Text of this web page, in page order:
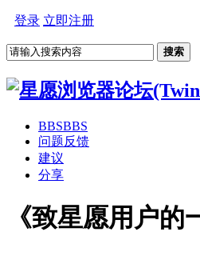
登录 立即注册
搜索
BBSBBS
问题反馈
建议
分享
《致星愿用户的